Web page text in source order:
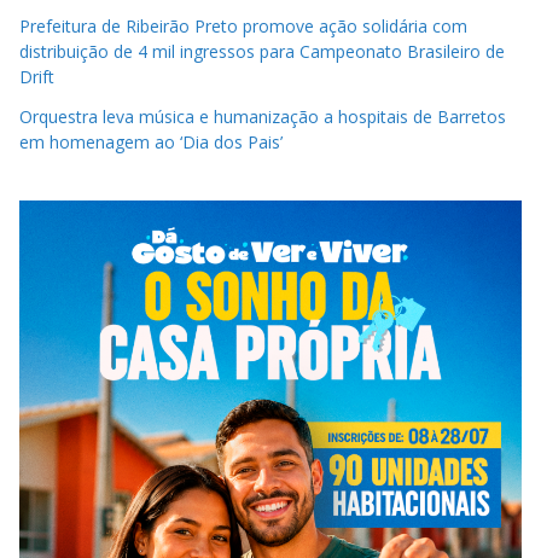
Prefeitura de Ribeirão Preto promove ação solidária com
distribuição de 4 mil ingressos para Campeonato Brasileiro de
Drift
Orquestra leva música e humanização a hospitais de Barretos
em homenagem ao ‘Dia dos Pais’